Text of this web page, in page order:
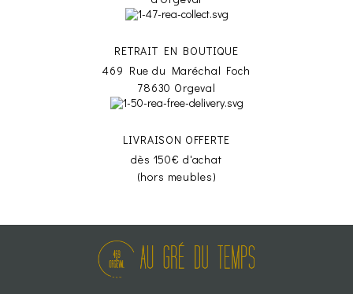
RETRAIT EN BOUTIQUE
469 Rue du Maréchal Foch
78630 Orgeval
LIVRAISON OFFERTE
dès 150€ d'achat
(hors meubles)